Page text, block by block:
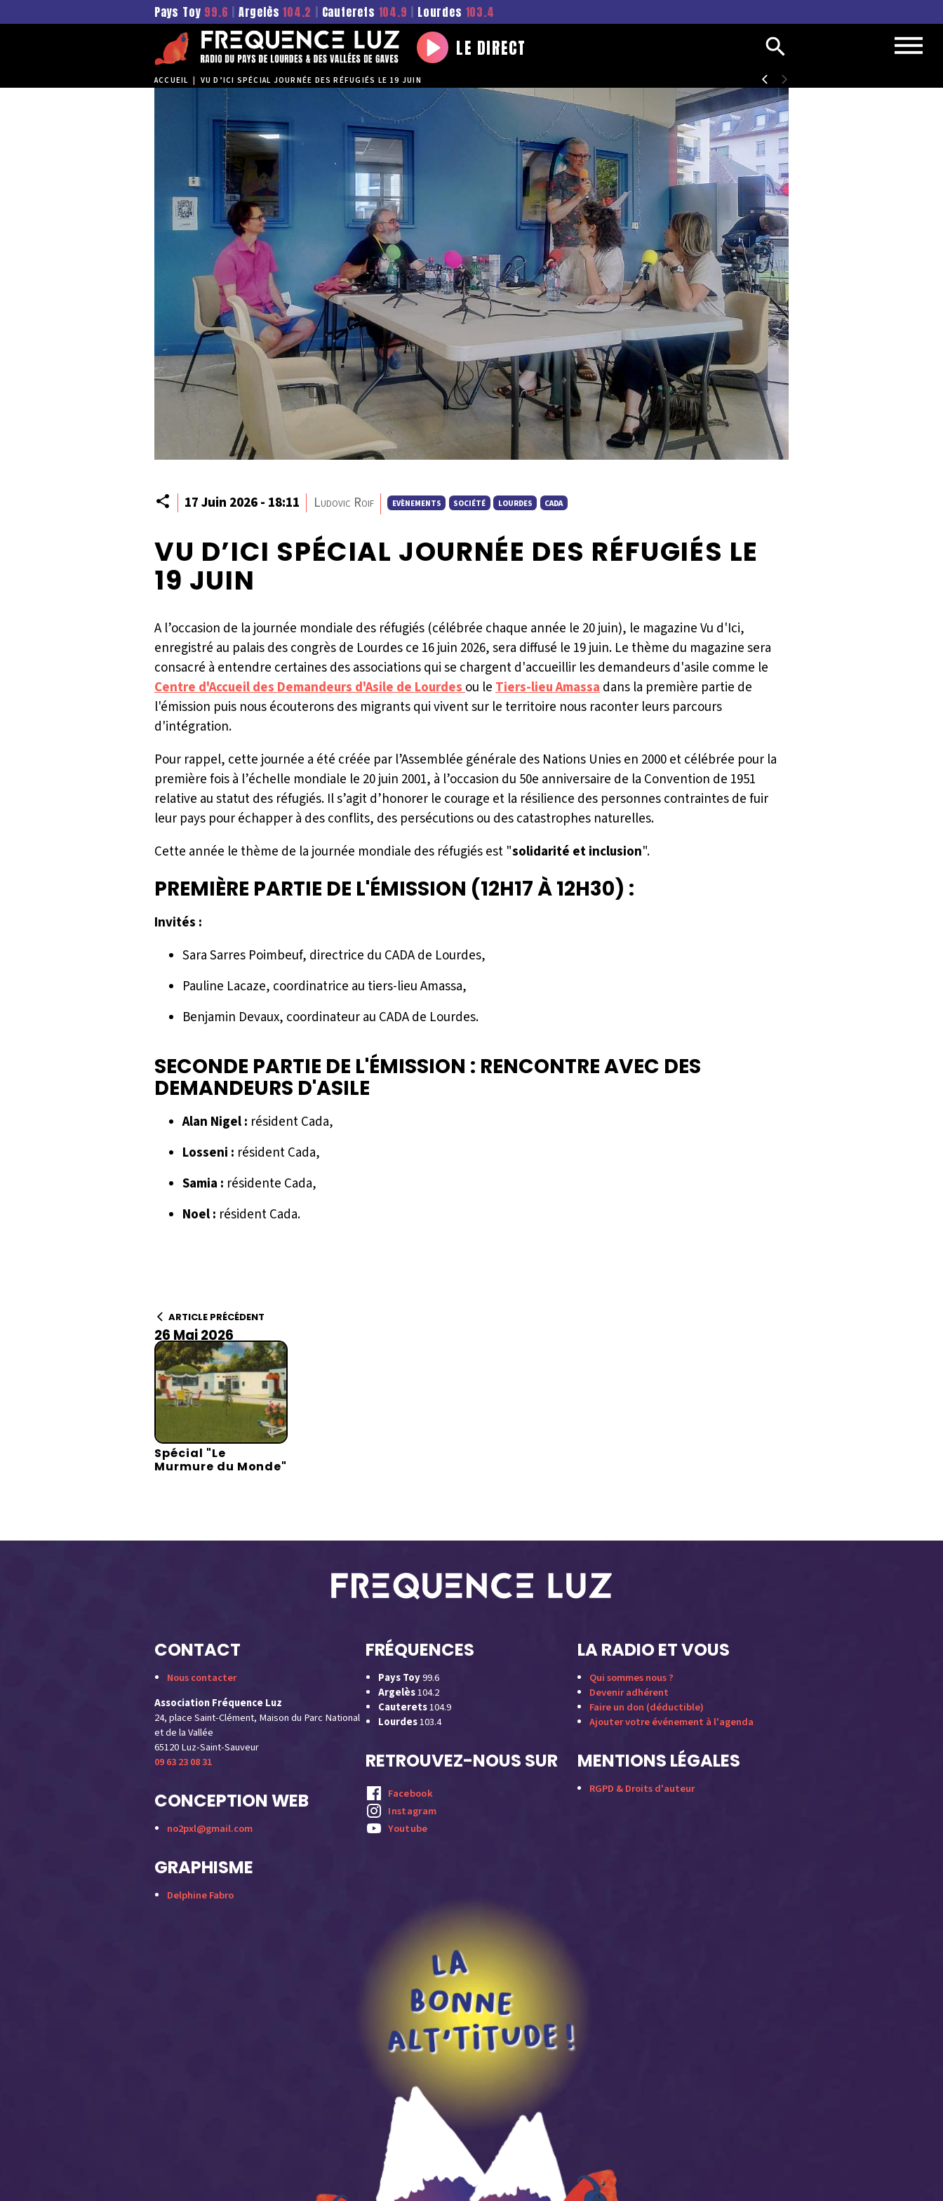
Pays Toy 99.6 | Argelès104.2 | Cauterets 104.9 | Lourdes 103.4
Play
LE DIRECT
ACCUEIL | VU D’ICI SPÉCIAL JOURNÉE DES RÉFUGIÉS LE 19 JUIN
Partager
17 Juin 2026 - 18:11 Ludovic Roif EVÈNEMENTS SOCIÉTÉ LOURDES CADA
VU D’ICI SPÉCIAL JOURNÉE DES RÉFUGIÉS LE
19 JUIN
A l’occasion de la journée mondiale des réfugiés (célébrée chaque année le 20 juin), le magazine Vu d'Ici,
enregistré au palais des congrès de Lourdes ce 16 juin 2026, sera diffusé le 19 juin. Le thème du magazine sera
consacré à entendre certaines des associations qui se chargent d'accueillir les demandeurs d'asile comme le
Centre d'Accueil des Demandeurs d'Asile de Lourdesou leTiers-lieu Amassadans la première partie de
l'émission puis nous écouterons des migrants qui vivent sur le territoire nous raconter leurs parcours
d'intégration.
Pour rappel, cette journée a été créée par l’Assemblée générale des Nations Unies en 2000 et célébrée pour la
première fois à l’échelle mondiale le 20 juin 2001, à l’occasion du 50e anniversaire de la Convention de 1951
relative au statut des réfugiés. Il s’agit d’honorer le courage et la résilience des personnes contraintes de fuir
leur pays pour échapper à des conflits, des persécutions ou des catastrophes naturelles.
Cette année le thème de la journée mondiale des réfugiés est "solidarité et inclusion".
PREMIÈRE PARTIE DE L'ÉMISSION (12H17 À 12H30) :
Invités :
Sara Sarres Poimbeuf, directrice du CADA de Lourdes,
Pauline Lacaze, coordinatrice au tiers-lieu Amassa,
Benjamin Devaux, coordinateur au CADA de Lourdes.
SECONDE PARTIE DE L'ÉMISSION : RENCONTRE AVEC DES
DEMANDEURS D'ASILE
Alan Nigel : résident Cada,
Losseni : résident Cada,
Samia : résidente Cada,
Noel : résident Cada.
ARTICLE PRÉCÉDENT
26 Mai 2026
Spécial "Le
Murmure du Monde"
CONTACT
Nous contacter
Association Fréquence Luz
24, place Saint-Clément, Maison du Parc National
et de la Vallée
65120 Luz-Saint-Sauveur
09 63 23 08 31
CONCEPTION WEB
no2pxl@gmail.com
GRAPHISME
Delphine Fabro
FRÉQUENCES
Pays Toy99.6
Argelès104.2
Cauterets104.9
Lourdes103.4
RETROUVEZ-NOUS SUR
Facebook
Instagram
Youtube
LA RADIO ET VOUS
Qui sommes nous ?
Devenir adhérent
Faire un don (déductible)
Ajouter votre événement à l'agenda
MENTIONS LÉGALES
RGPD & Droits d'auteur